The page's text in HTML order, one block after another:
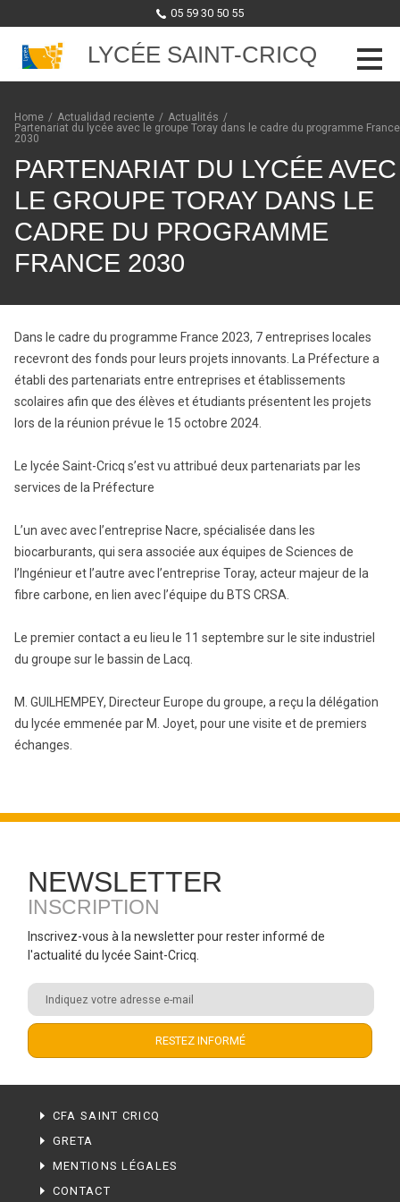
05 59 30 50 55
LYCÉE SAINT-CRICQ
Skip to content
Home / Actualidad reciente / Actualités /
Partenariat du lycée avec le groupe Toray dans le cadre du programme France
2030
PARTENARIAT DU LYCÉE AVEC
LE GROUPE TORAY DANS LE
CADRE DU PROGRAMME
FRANCE 2030
Dans le cadre du programme France 2023, 7 entreprises locales
recevront des fonds pour leurs projets innovants. La Préfecture a
établi des partenariats entre entreprises et établissements
scolaires afin que des élèves et étudiants présentent les projets
lors de la réunion prévue le 15 octobre 2024.
Le lycée Saint-Cricq s’est vu attribué deux partenariats par les
services de la Préfecture
L’un avec avec l’entreprise Nacre, spécialisée dans les
biocarburants, qui sera associée aux équipes de Sciences de
l’Ingénieur et l’autre avec l’entreprise Toray, acteur majeur de la
fibre carbone, en lien avec l’équipe du BTS CRSA.
Le premier contact a eu lieu le 11 septembre sur le site industriel
du groupe sur le bassin de Lacq.
M. GUILHEMPEY, Directeur Europe du groupe, a reçu la délégation
du lycée emmenée par M. Joyet, pour une visite et de premiers
échanges.
NEWSLETTER
INSCRIPTION
Inscrivez-vous à la newsletter pour rester informé de
l'actualité du lycée Saint-Cricq.
CFA SAINT CRICQ
GRETA
MENTIONS LÉGALES
CONTACT